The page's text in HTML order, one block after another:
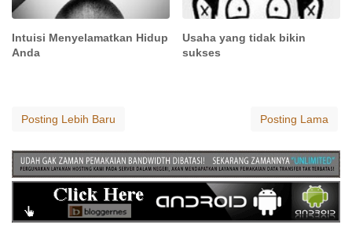
Intuisi Menyelamatkan Hidup
Anda
Usaha yang tidak bikin
sukses
Posting Lebih Baru Posting Lama